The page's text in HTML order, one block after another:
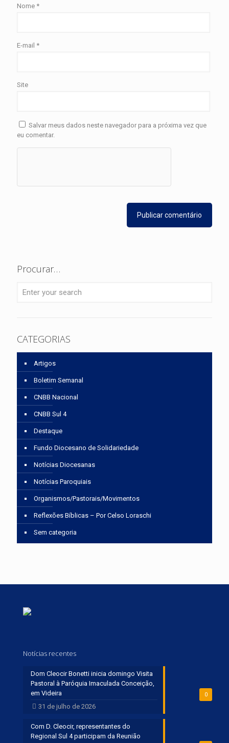
Nome *
E-mail *
Site
Salvar meus dados neste navegador para a próxima vez que
eu comentar.
Procurar…
CATEGORIAS
Artigos
Boletim Semanal
CNBB Nacional
CNBB Sul 4
Destaque
Fundo Diocesano de Solidariedade
Notícias Diocesanas
Notícias Paroquiais
Organismos/Pastorais/Movimentos
Reflexões Bíblicas – Por Celso Loraschi
Sem categoria
Notícias recentes
0
Dom Cleocir Bonetti inicia domingo Visita
Pastoral à Paróquia Imaculada Conceição,
em Videira
31 de julho de 2026
Com D. Cleocir, representantes do
Regional Sul 4 participam da Reunião